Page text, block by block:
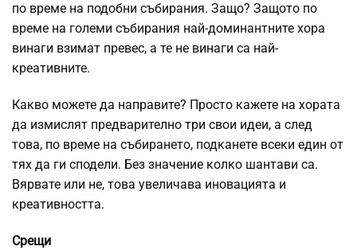
по време на подобни събирания. Защо? Защото по
време на големи събирания най-доминантните хора
винаги взимат превес, а те не винаги са най-
креативните.
Какво можете да направите? Просто кажете на хората
да измислят предварително три свои идеи, а след
това, по време на събирането, подканете всеки един от
тях да ги сподели. Без значение колко шантави са.
Вярвате или не, това увеличава иновацията и
креативността.
Срещи